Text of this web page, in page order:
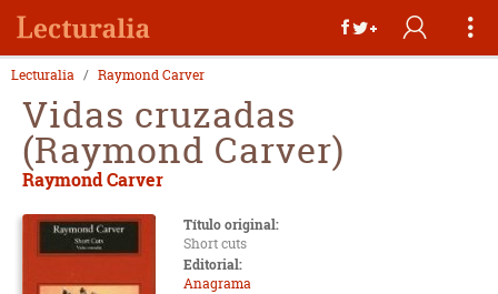
Lecturalia Raymond Carver
Vidas cruzadas
(Raymond Carver)
Raymond Carver
Título original:
Short cuts
Editorial:
Anagrama